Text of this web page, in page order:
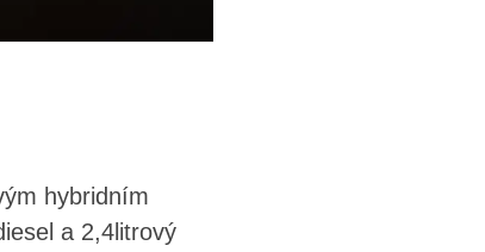
hybridním
a 2,4litrový